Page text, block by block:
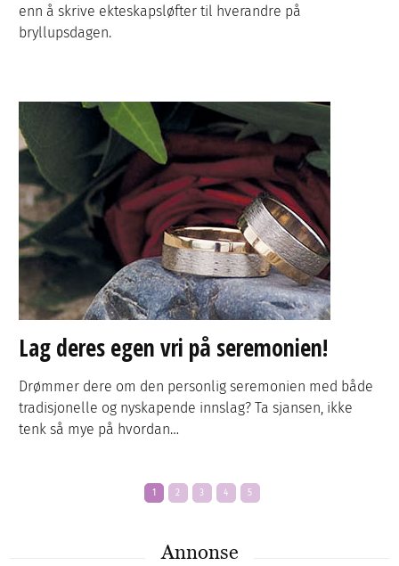
enn å skrive ekteskapsløfter til hverandre på
bryllupsdagen.
Lag deres egen vri på seremonien!
Drømmer dere om den personlig seremonien med både
tradisjonelle og nyskapende innslag? Ta sjansen, ikke
tenk så mye på hvordan…
1 2 3 4 5
Annonse